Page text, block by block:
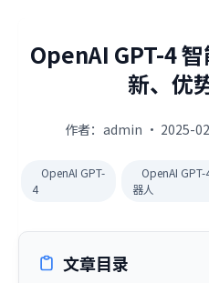
OpenAI GPT-4
新、优
作者：admin · 2025-
OpenAI GPT-
4
OpenAI
器人
文章目录